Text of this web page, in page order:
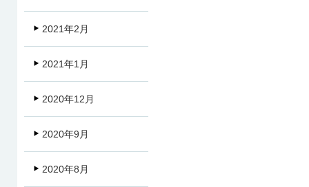
2021年2月
2021年1月
2020年12月
2020年9月
2020年8月